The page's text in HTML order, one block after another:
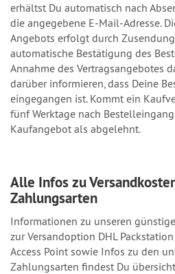
erhältst Du automatisch nach
die angegebene E-Mail-Adresse.
Angebots erfolgt durch
automatische Bestätigung des
Annahme des Vertragsangebotes
darüber informieren, dass Deine
eingegangen ist. Kommt ein
fünf Werktage nach
Kaufangebot als abgelehnt.
Alle Infos zu
Zahlungsarten
Informationen zu unseren
zur Versandoption DHL
Access Point sowie Infos zu den
Zahlungsarten findest Du